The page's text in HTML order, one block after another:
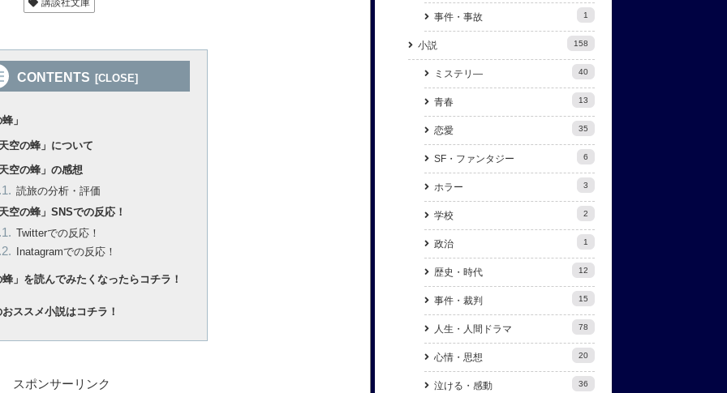
講談社文庫
CONTENTS
」
空の蜂」について
空の蜂」の感想
読旅の分析・評価
空の蜂」SNSでの反応！
Twitterでの反応！
Inatagramでの反応！
」を読んでみたくなったらコチラ！
ススメ小説はコチラ！
スポンサーリンク
事件・事故 1
小説 158
ミステリ― 40
青春 13
恋愛 35
SF・ファンタジー 6
ホラー 3
学校 2
政治 1
歴史・時代 12
事件・裁判 15
人生・人間ドラマ 78
心情・思想 20
泣ける・感動 36